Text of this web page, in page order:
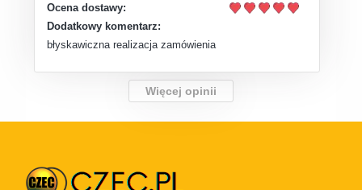
Ocena dostawy:
Dodatkowy komentarz:
błyskawiczna realizacja zamówienia
Więcej opinii